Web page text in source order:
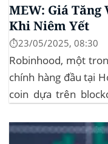
MEW: Giá Tăng
Khi Niêm Yết
⏱️23/05/2025, 08:30
Robinhood, một
chính hàng đầu tại
coin dựa trên
mẽ cho cả hai đồng